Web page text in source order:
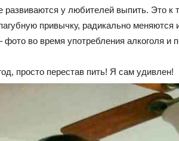
развиваются у любителей выпить. Это к
привычку, радикально
фото во время употребления алкоголя и
просто перестав пить! Я сам удивлен!